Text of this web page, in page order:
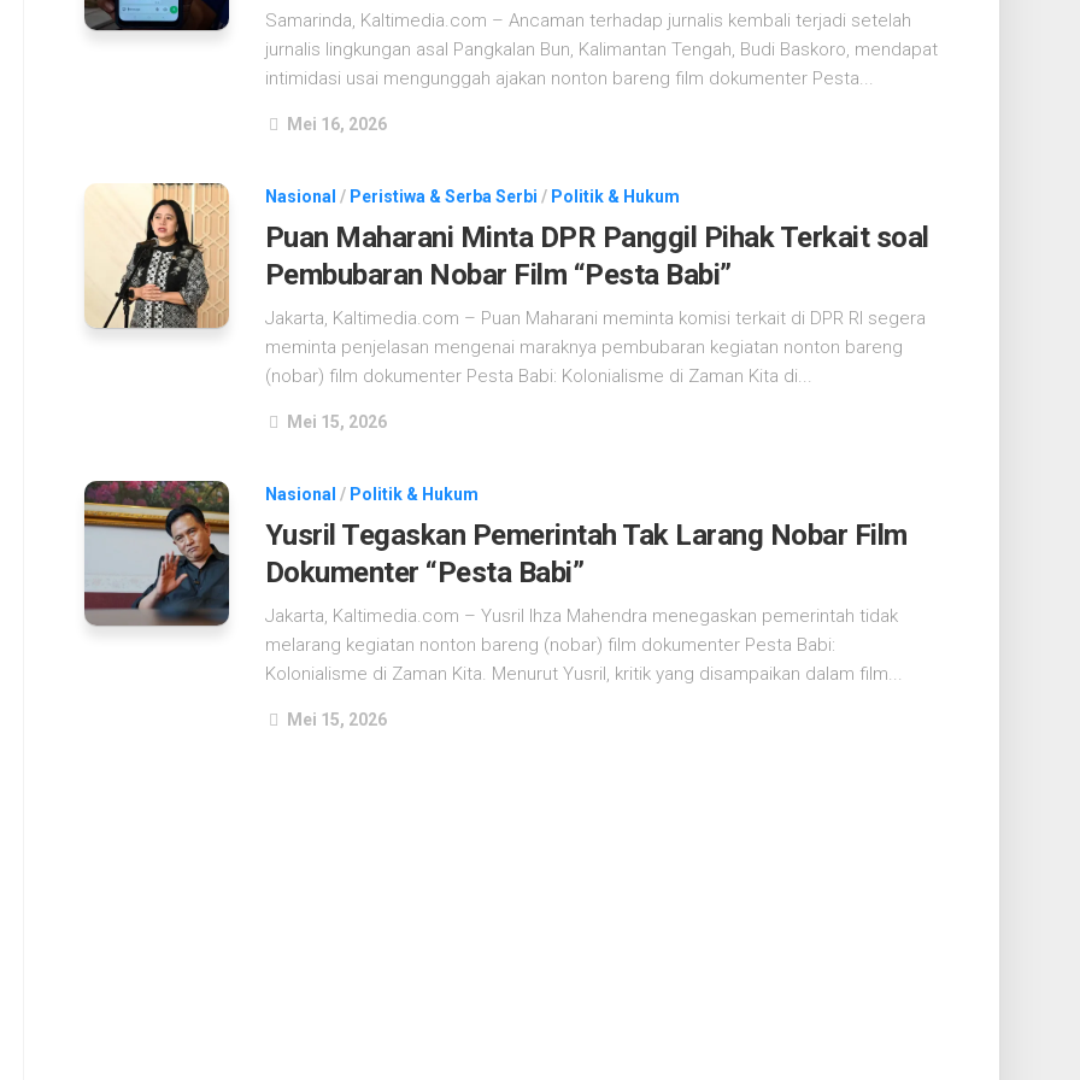
Samarinda, Kaltimedia.com – Ancaman terhadap jurnalis kembali terjadi setelah
jurnalis lingkungan asal Pangkalan Bun, Kalimantan Tengah, Budi Baskoro, mendapat
intimidasi usai mengunggah ajakan nonton bareng film dokumenter Pesta...
Mei 16, 2026
Nasional / Peristiwa & Serba Serbi / Politik & Hukum
Puan Maharani Minta DPR Panggil Pihak Terkait soal
Pembubaran Nobar Film “Pesta Babi”
Jakarta, Kaltimedia.com – Puan Maharani meminta komisi terkait di DPR RI segera
meminta penjelasan mengenai maraknya pembubaran kegiatan nonton bareng
(nobar) film dokumenter Pesta Babi: Kolonialisme di Zaman Kita di...
Mei 15, 2026
Nasional / Politik & Hukum
Yusril Tegaskan Pemerintah Tak Larang Nobar Film
Dokumenter “Pesta Babi”
Jakarta, Kaltimedia.com – Yusril Ihza Mahendra menegaskan pemerintah tidak
melarang kegiatan nonton bareng (nobar) film dokumenter Pesta Babi:
Kolonialisme di Zaman Kita. Menurut Yusril, kritik yang disampaikan dalam film...
Mei 15, 2026